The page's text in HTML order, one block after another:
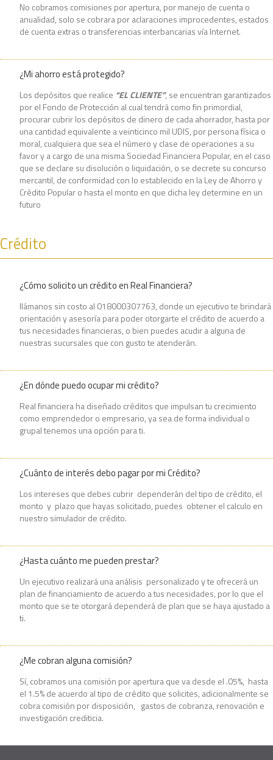
No cobramos comisiones por apertura, por manejo de cuenta o
anualidad, solo se cobrara por aclaraciones improcedentes, estados
de cuenta extras o transferencias interbancarias vía Internet.
¿Mi ahorro está protegido?
Los depósitos que realice “EL CLIENTE”, se encuentran garantizados
por el Fondo de Protección al cual tendrá como fin primordial,
procurar cubrir los depósitos de dinero de cada ahorrador, hasta por
una cantidad equivalente a veinticinco mil UDIS, por persona física o
moral, cualquiera que sea el número y clase de operaciones a su
favor y a cargo de una misma Sociedad Financiera Popular, en el caso
que se declare su disolución o liquidación, o se decrete su concurso
mercantil, de conformidad con lo establecido en la Ley de Ahorro y
Crédito Popular o hasta el monto en que dicha ley determine en un
futuro
Crédito
¿Cómo solicito un crédito en Real Financiera?
llámanos sin costo al 018000307763, donde un ejecutivo te brindará
orientación y asesoría para poder otorgarte el crédito de acuerdo a
tus necesidades financieras, o bien puedes acudir a alguna de
nuestras sucursales que con gusto te atenderán.
¿En dónde puedo ocupar mi crédito?
Real financiera ha diseñado créditos que impulsan tu crecimiento
como emprendedor o empresario, ya sea de forma individual o
grupal tenemos una opción para ti.
¿Cuánto de interés debo pagar por mi Crédito?
Los intereses que debes cubrir dependerán del tipo de crédito, el
monto y plazo que hayas solicitado, puedes obtener el calculo en
nuestro simulador de crédito.
¿Hasta cuánto me pueden prestar?
Un ejecutivo realizará una análisis personalizado y te ofrecerá un
plan de financiamiento de acuerdo a tus necesidades, por lo que el
monto que se te otorgará dependerá de plan que se haya ajustado a
ti.
¿Me cobran alguna comisión?
Sí, cobramos una comisión por apertura que va desde el .05%, hasta
el 1.5% de acuerdo al tipo de crédito que solicites, adicionalmente se
cobra comisión por disposición, gastos de cobranza, renovación e
investigación crediticia.